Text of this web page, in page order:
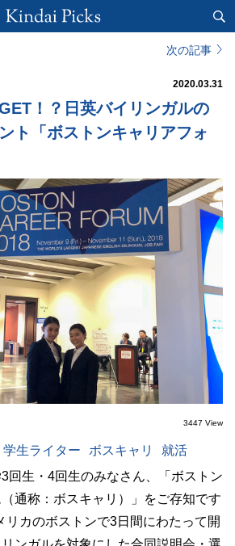
次の記事
2020.03.31
！？日英バイリンガルの
ト「ボストンキャリアフォ
3447 View
学生ライター ボスキャリ
就活
回生・4回生のみなさん、「ボストン
通称：ボスキャリ）」をご存知です
リカのボストンで3日間にわたって開